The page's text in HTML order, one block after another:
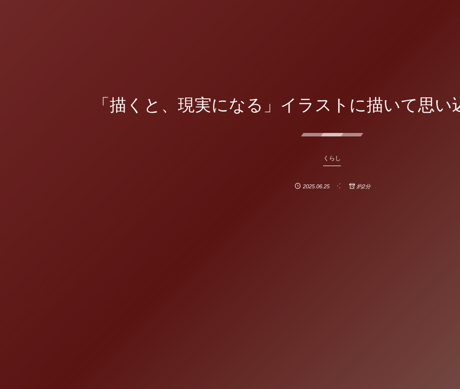
「描くと、現実になる」イラストに描いて思い
くらし
2025.06.25 約2分